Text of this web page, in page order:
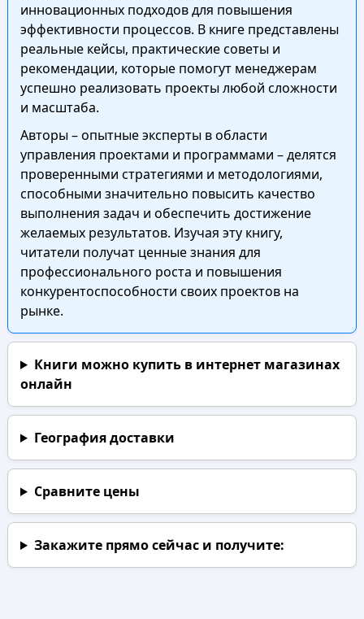
инновационных подходов для повышения
эффективности процессов. В книге представлены
реальные кейсы, практические советы и
рекомендации, которые помогут менеджерам
успешно реализовать проекты любой сложности
и масштаба.
Авторы – опытные эксперты в области
управления проектами и программами – делятся
проверенными стратегиями и методологиями,
способными значительно повысить качество
выполнения задач и обеспечить достижение
желаемых результатов. Изучая эту книгу,
читатели получат ценные знания для
профессионального роста и повышения
конкурентоспособности своих проектов на
рынке.
Книги можно купить в интернет магазинах
онлайн
География доставки
Сравните цены
Закажите прямо сейчаси получите: